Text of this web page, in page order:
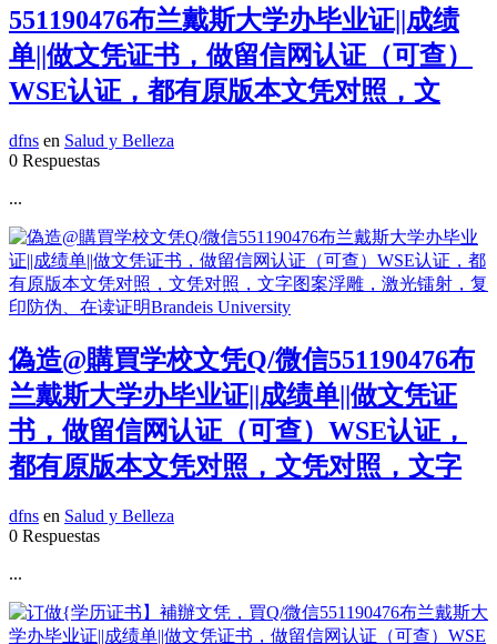
551190476布兰戴斯大学办毕业证||成绩
单||做文凭证书，做留信网认证（可查）
WSE认证，都有原版本文凭对照，文
dfns en Salud y Belleza
0 Respuestas
...
偽造@購買学校文凭Q/微信551190476布
兰戴斯大学办毕业证||成绩单||做文凭证
书，做留信网认证（可查）WSE认证，
都有原版本文凭对照，文凭对照，文字
dfns en Salud y Belleza
0 Respuestas
...